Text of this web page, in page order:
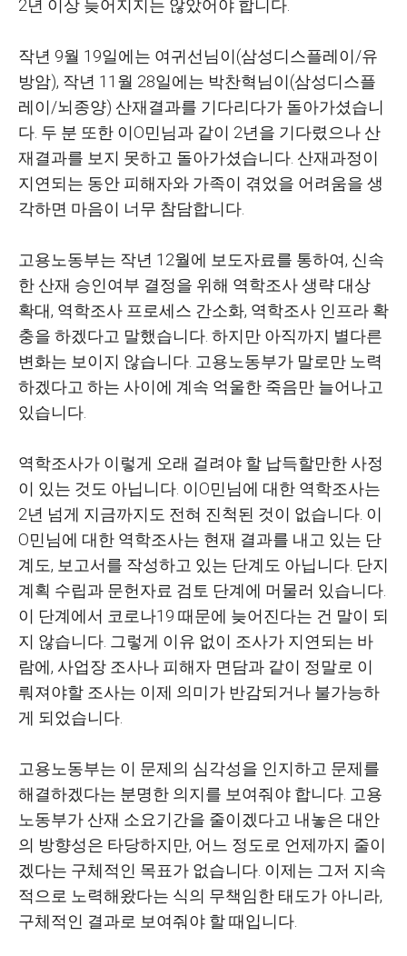
2년 이상 늦어지지는 않았어야 합니다
작년 9월 19일에는 여귀선님이(삼성디스플레이/유
방암), 작년 11 월 28일에는 박찬혁님이(삼성디스플
레이/뇌종양) 산재결과를 기다리다가 돌아가셨습니
다 두 분 또한 이O민님과 같이 2년을 기다렸으나 산
재결과를 보지 못하고 돌아가셨습니다 산재과정이
지연되는 동안 피해자와 가족이 겪었을 어려움을 생
각하면 마음이 너무 참담합니다
고용노동부는 작년 12월에 보도자료를 통하여, 신속
한 산재 승인여부 결정을 위해 역학조사 생략 대상
확대, 역학조사 프로세스 간소화, 역학조사 인프라 확
충을 하겠다고 말했습니다 하지만 아직까지 별다른
변화는 보이지 않습니다 고용노동부가 말로만 노력
하겠다고 하는 사이에 계속 억울한 죽음만 늘어나고
있습니다
역학조사가 이렇게 오래 걸려야 할 납득할만한 사정
이 있는 것도 아닙니다 이O민님에 대한 역학조사는
2년 넘게 지금까지도 전혀 진척된 것이 없습니다 이
O민님에 대한 역학조사는 현재 결과를 내고 있는 단
계도, 보고서를 작성하고 있는 단계도 아닙니다 단지
계획 수립과 문헌자료 검토 단계에 머물러 있습니다
이 단계에서 코로나19 때문에 늦어진다는 건 말이 되
지 않습니다 그렇게 이유 없이 조사가 지연되는 바
람에, 사업장 조사나 피해자 면담과 같이 정말로 이
뤄져야할 조사는 이제 의미가 반감되거나 불가능하
게 되었습니다
고용노동부는 이 문제의 심각성을 인지하고 문제를
해결하겠다는 분명한 의지를 보여줘야 합니다 고용
노동부가 산재 소요기간을 줄이겠다고 내놓은 대안
의 방향성은 타당하지만, 어느 정도로 언제까지 줄이
겠다는 구체적인 목표가 없습니다 이제는 그저 지속
적으로 노력해왔다는 식의 무책임한 태도가 아니라,
구체적인 결과로 보여줘야 할 때입니다